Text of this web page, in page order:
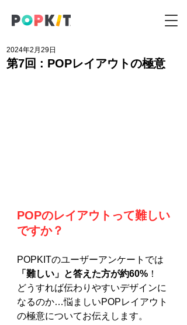
第7回 : POPレイアウトの極意
2024年2月29日
POPのレイアウトって難しい
ですか？
POPKITのユーザーアンケートでは
「難しい」と答えた方が約60% ！
どうすれば伝わりやすいデザインに
なるのか…悩ましいPOPレイアウト
の極意についてお伝えします。